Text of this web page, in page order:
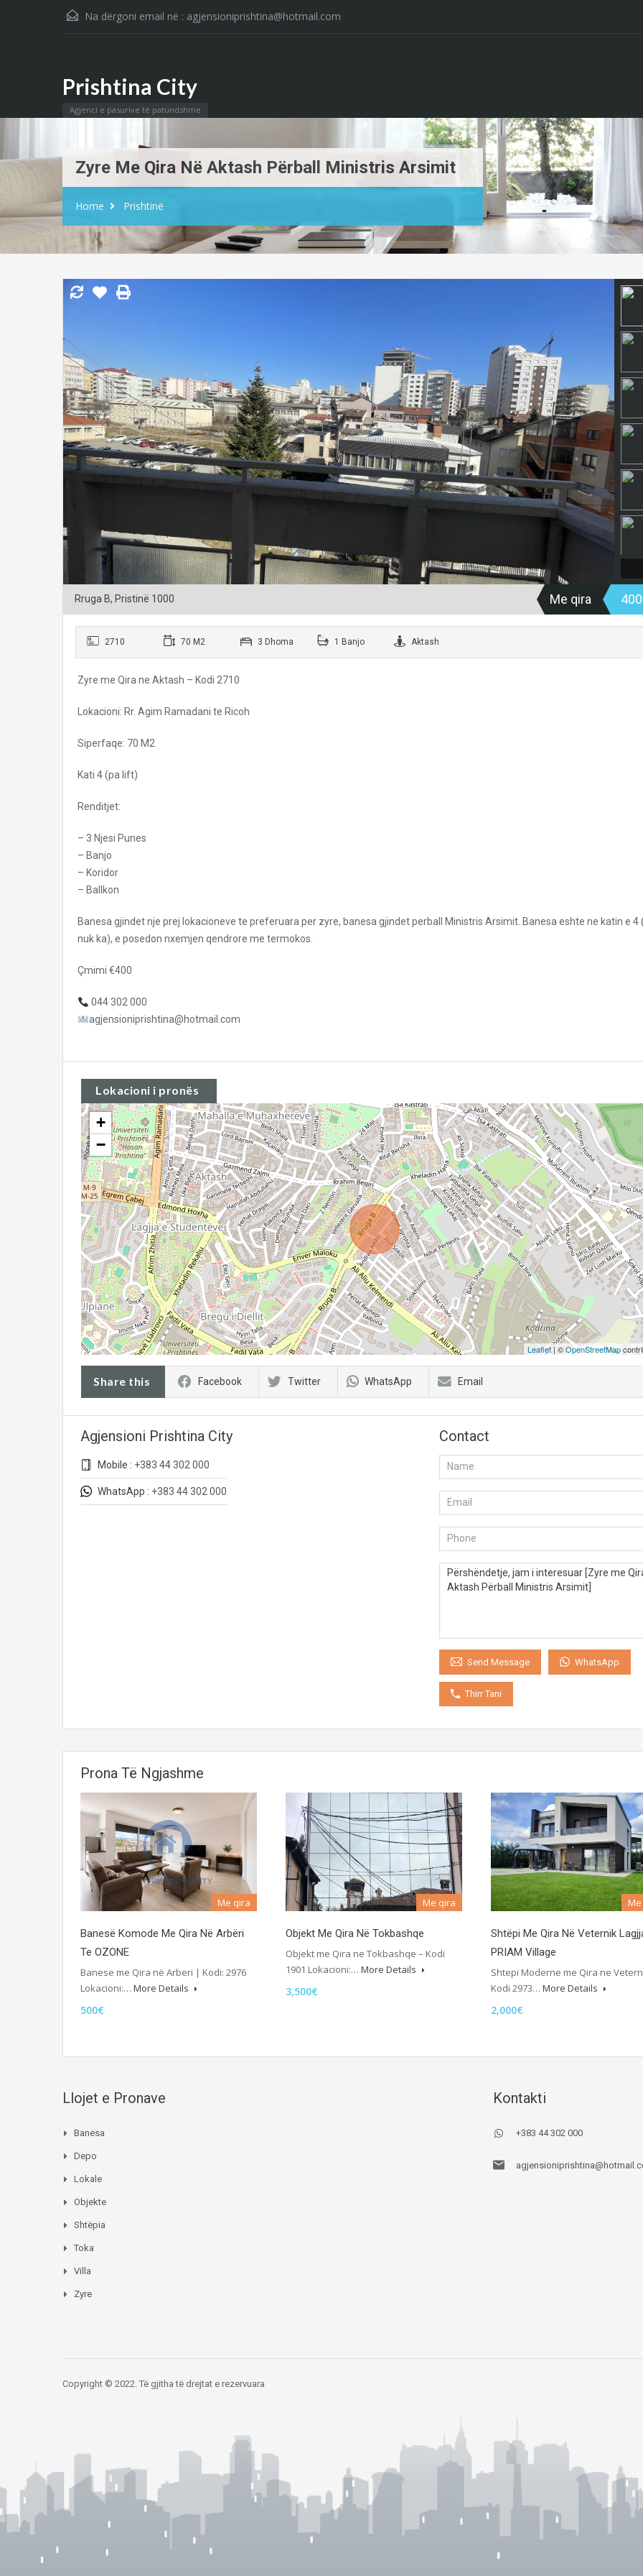
Na dërgoni email në : agjensioniprishtina@hotmail.com
Prishtina City
Agjenci e pasurive të patundshme
Zyre Me Qira Në Aktash Përball Ministris Arsimit
Home Prishtinë
Rruga B, Pristinë 1000 Me qira
2710 70 M2 3 Dhoma 1 Banjo Aktash
Zyre me Qira ne Aktash – Kodi 2710
Lokacioni: Rr. Agim Ramadani te Ricoh
Siperfaqe: 70 M2
Kati 4 (pa lift)
Renditjet:
– 3 Njesi Punes
– Banjo
– Koridor
– Ballkon
Banesa gjindet nje prej lokacioneve te preferuara per zyre, banesa gjindet perball Ministris Arsimit. Banesa eshte ne katin e 4
nuk ka), e posedon nxemjen qendrore me termokos.
Çmimi €400
044 302 000
agjensioniprishtina@hotmail.com
Lokacioni i pronës
+
−
Leaflet| ©OpenStreetMap
Share this Facebook Twitter WhatsApp Email
Agjensioni Prishtina City
Mobile : +383 44 302 000
WhatsApp : +383 44 302 000
Contact
Send Message WhatsApp
Thirr Tani
Prona Të Ngjashme
Me qira
Banesë Komode Me Qira Në Arbëri
Te OZONE
Banese me Qira në Arberi | Kodi: 2976
Lokacioni:… More Details
500€
Me qira
Objekt Me Qira Në Tokbashqe
Objekt me Qira ne Tokbashqe – Kodi
1901 Lokacioni:… More Details
3,500€
Shtëpi Me Qira Në Veternik
PRIAM Village
Shtepi Moderne me Qira ne
Kodi 2973… More Details
2,000€
Llojet e Pronave
Banesa
Depo
Lokale
Objekte
Shtëpia
Toka
Villa
Zyre
Kontakti
+383 44 302 000
Copyright © 2022. Të gjitha të drejtat e rezervuara